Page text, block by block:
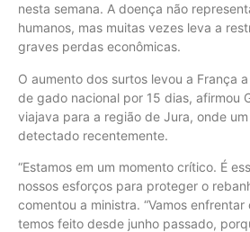
nesta semana. A doença não
humanos, mas muitas vezes leva a
graves perdas econômicas.
O aumento dos surtos levou a França
de gado nacional por 15 dias, afirmou
viajava para a região de Jura, onde
detectado recentemente.
“Estamos em um momento crítico. É
nossos esforços para proteger o
comentou a ministra. “Vamos
temos feito desde junho passado,